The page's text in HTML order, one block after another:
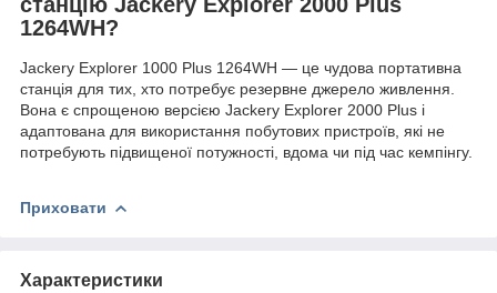
станцію Jackery Explorer 2000 Plus
1264WH?
Jackery Explorer 1000 Plus 1264WH — це чудова портативна
станція для тих, хто потребує резервне джерело живлення.
Вона є спрощеною версією Jackery Explorer 2000 Plus і
адаптована для використання побутових пристроїв, які не
потребують підвищеної потужності, вдома чи під час кемпінгу.
Приховати
Характеристики